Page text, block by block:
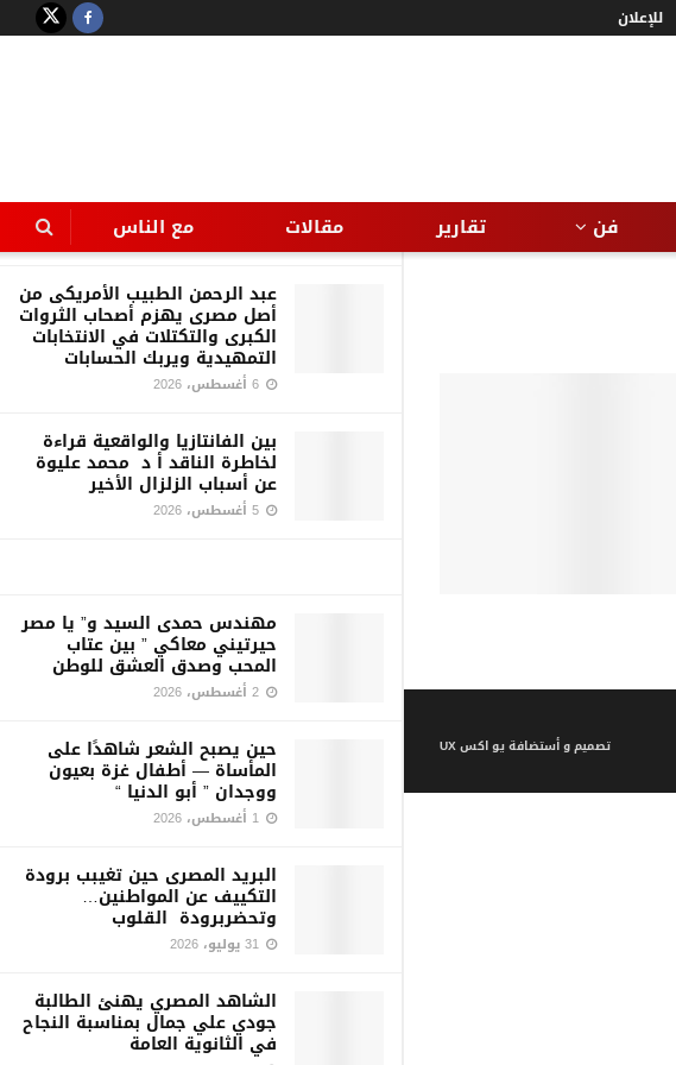
LATEST
ترى من يدير اللعبة؟
عبد الرحمن الطبيب الأمريكى من
أصل مصرى يهزم أصحاب الثروات
الكبرى والتكتلات في الانتخابات
التمهيدية ويربك الحسابات
بين الفانتازيا والواقعية قراءة
لخاطرة الناقد أ د محمد عليوة
عن أسباب الزلزال الأخير
مهندس حمدى السيد و” يا مصر
حيرتيني معاكي ” بين عتاب
المحب وصدق العشق للوطن
حين يصبح الشعر شاهدًا على
المأساة — أطفال غزة بعيون
ووجدان ” أبو الدنيا “
البريد المصرى حين تغيبب برودة
التكييف عن المواطنين…
وتحضربرودة القلوب
الشاهد المصري يهنئ الطالبة
جودي علي جمال بمناسبة النجاح
في الثانوية العامة
للإعلان
فن تقارير مقالات مع الناس
تصميم و أستضافة يو اكس UX